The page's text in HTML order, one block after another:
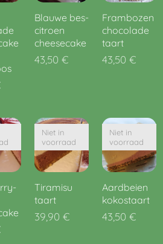
Blauwe bes-
citroen
cheesecake
43,50 €
Frambozen
chocolade
taart
43,50 €
Tiramisu
taart
Niet in
voorraad
39,90 €
Aardbeien
kokostaart
Niet in
voorraad
43,50 €